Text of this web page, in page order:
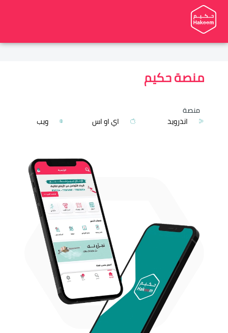
منصة حكيم
منصة
اندرويد اي او اس ويب